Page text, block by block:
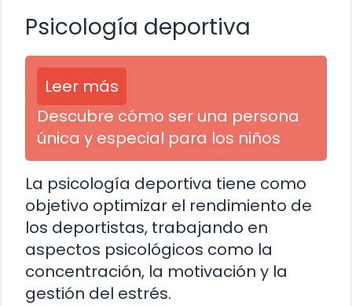
Psicología deportiva
Leer más
Descubre cómo ser una persona
única y especial para los niños
La psicología deportiva tiene como
objetivo optimizar el rendimiento de
los deportistas, trabajando en
aspectos psicológicos como la
concentración, la motivación y la
gestión del estrés.